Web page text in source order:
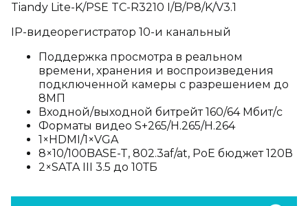
Tiandy Lite-K/PSE TC-R3210 I/B/P8/K/V3.1
IP-видеорегистратор 10-и канальный
Поддержка просмотра в реальном
времени, хранения и воспроизведения
подключенной камеры с разрешением до
8МП
Входной/выходной битрейт 160/64 Мбит/c
Форматы видео S+265/H.265/H.264
1×HDMI/1×VGA
8×10/100BASE-T, 802.3af/at, PoE бюджет 120В
2×SATA III 3.5 до 10ТБ